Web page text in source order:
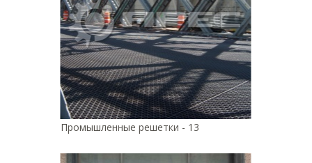
Промышленные решетки - 13